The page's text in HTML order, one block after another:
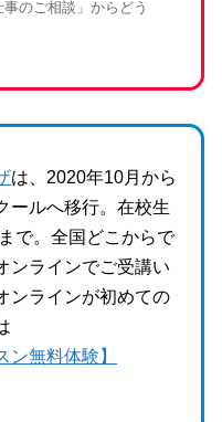
のご相談」からどう
は、2020年10月から
ールへ移行。在校生
で。全国どこからで
ンラインでご受講い
ンラインが初めての
ン無料体験】